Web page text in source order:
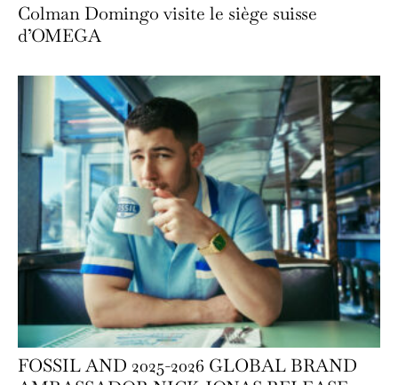
Colman Domingo visite le siège suisse
d’OMEGA
FOSSIL AND 2025-2026 GLOBAL BRAND